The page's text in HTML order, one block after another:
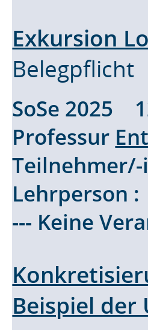
Exkursion
Belegpflicht
SoSe 2025
Professur
Lehrperson
--- Keine
Beispiel